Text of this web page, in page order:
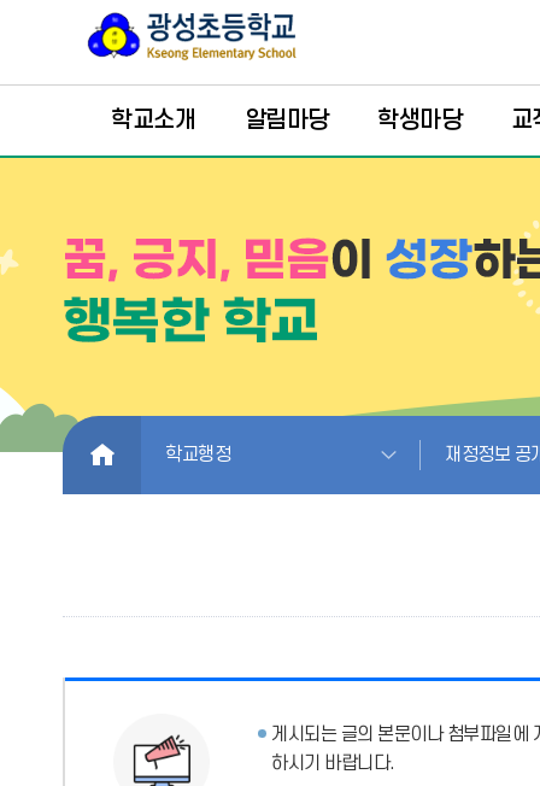
학교소개 알림마당 학생마당 교
HOME 학교행정 재정정보 공
게시되는 글의 본문이나 첨부파일에
하시기 바랍니다.